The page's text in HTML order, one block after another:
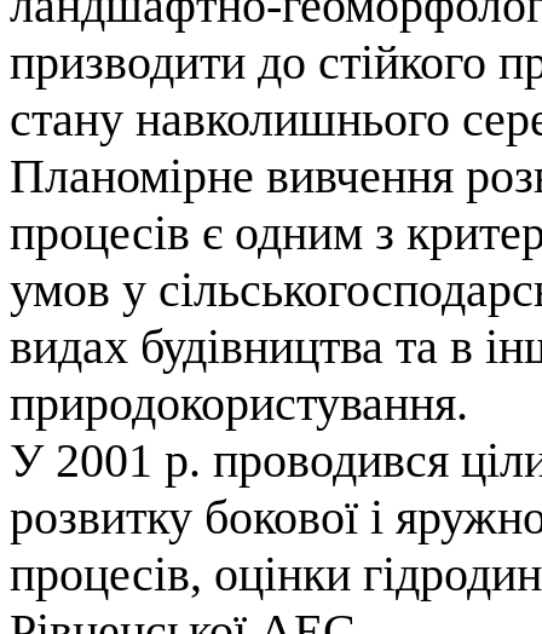
призводити до стійкого
стану навколишнього
Планомірне вивчення
процесів є одним з
умов у
видах будівництва та в
природокористування.
У 2001 р. проводився
розвитку бокової і
процесів, оцінки